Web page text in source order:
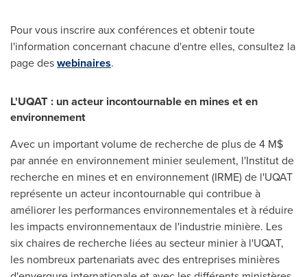
Pour vous inscrire aux conférences et obtenir toute
l'information concernant chacune d'entre elles, consultez la
page deswebinaires.
L'UQAT : un acteur incontournable en mines et en
environnement
Avec un important volume de recherche de plus de 4 M$
par année en environnement minier seulement, l'Institut de
recherche en mines et en environnement (IRME) de l'UQAT
représente un acteur incontournable qui contribue à
améliorer les performances environnementales et à réduire
les impacts environnementaux de l'industrie minière. Les
six chaires de recherche liées au secteur minier à l'UQAT,
les nombreux partenariats avec des entreprises minières